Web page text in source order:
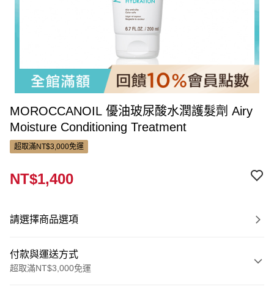
MOROCCANOIL 優油玻尿酸水潤護髮劑 Airy
Moisture Conditioning Treatment
超取滿NT$3,000免運
NT$1,400
請選擇商品選項
付款與運送方式
超取滿NT$3,000免運